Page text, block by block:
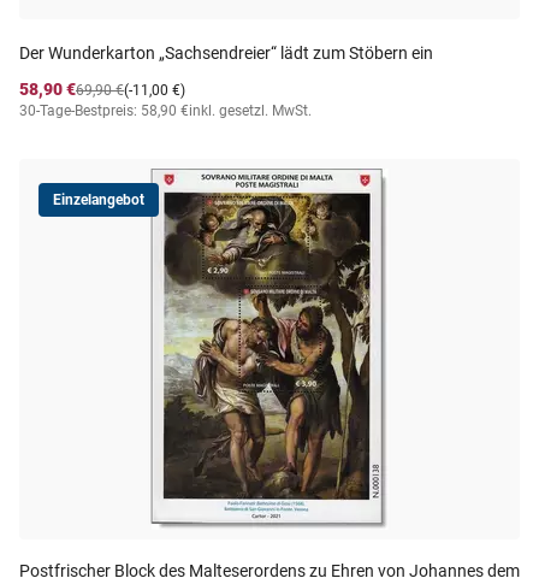
Der Wunderkarton „Sachsendreier“ lädt zum Stöbern ein
58,90 €
(-11,00 €)
69,90 €
30-Tage-Bestpreis: 58,90 €inkl. gesetzl. MwSt.
Einzelangebot
Postfrischer Block des Malteserordens zu Ehren von Johannes dem